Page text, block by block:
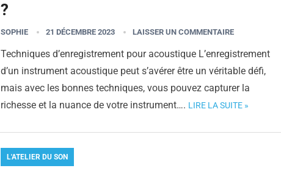
?
SOPHIE 21 DÉCEMBRE 2023 LAISSER UN COMMENTAIRE
Techniques d’enregistrement pour acoustique L’enregistrement
d’un instrument acoustique peut s’avérer être un véritable défi,
mais avec les bonnes techniques, vous pouvez capturer la
richesse et la nuance de votre instrument…. LIRE LA SUITE »
L'ATELIER DU SON